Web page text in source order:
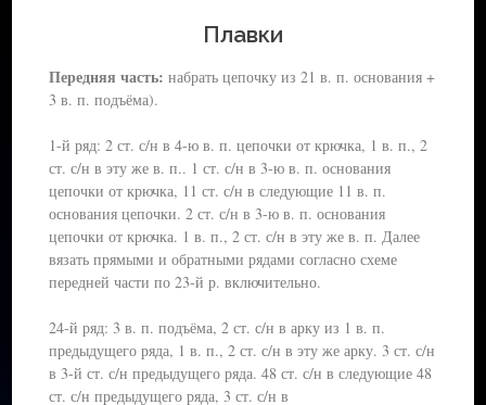
Плавки
Передняя часть: набрать цепочку из 21 в. п. основания +
3 в. п. подъёма).
1-й ряд: 2 ст. с/н в 4-ю в. п. цепочки от крючка, 1 в. п., 2
ст. с/н в эту же в. п.. 1 ст. с/н в 3-ю в. п. основания
цепочки от крючка, 11 ст. с/н в следующие 11 в. п.
основания цепочки. 2 ст. с/н в 3-ю в. п. основания
цепочки от крючка. 1 в. п., 2 ст. с/н в эту же в. п. Далее
вязать прямыми и обратными рядами согласно схеме
передней части по 23-й р. включительно.
24-й ряд: 3 в. п. подъёма, 2 ст. с/н в арку из 1 в. п.
предыдущего ряда, 1 в. п., 2 ст. с/н в эту же арку. 3 ст. с/н
в 3-й ст. с/н предыдущего ряда. 48 ст. с/н в следующие 48
ст. с/н предыдущего ряда, 3 ст. с/н в